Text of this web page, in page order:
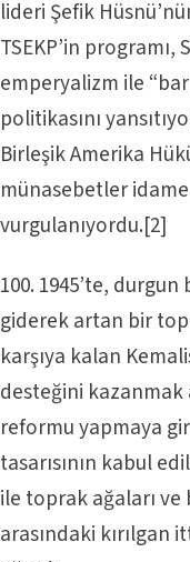
lideri Şefik
TSEKP’in
emperyalizm ile
politikasını
Birleşik Amerika
münasebetler
vurgulanıyordu.[2]
100. 1945’te,
giderek artan bir
karşıya kalan
desteğini kazanmak
reformu yapmaya
tasarısının kabul
ile toprak ağaları
arasındaki kırılgan